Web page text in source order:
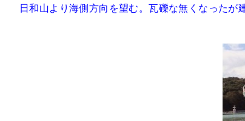
日和山より海側方向を望む。瓦礫な無くなった